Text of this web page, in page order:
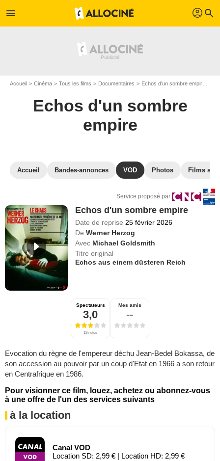
menu profil search
Accueil Cinéma Tous les films Documentaires Echos d'un sombre empire
Echos d'un sombre
empire
Accueil Bandes-annonces VOD Photos Films
Service proposé par
Echos d'un sombre empire
Date de reprise 25 février 2026
De Werner Herzog
Avec Michael Goldsmith
Titre original
Echos aus einem düsteren Reich
Spectateurs
3,0
19 notes
Mes amis
--
Evocation du règne de l'empereur déchu Jean-Bedel Bokassa, de
son accession au pouvoir par un coup d'Etat en 1966 a son retour
en Centrafrique en 1986.
Pour visionner ce film, louez, achetez ou abonnez-vous
à une offre de l'un des services suivants
à la location
Canal VOD
Location SD: 2,99 € | Location HD: 2,99 €